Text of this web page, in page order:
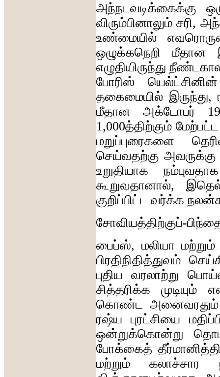
அந்நடவடிக்கைக்கு
விரும்பினாலும் சரி,
உண்மையில்
ஒழுக்கநெறி
மீதான
எழுதியிருந்து
போரிஸ்
யெல்ட்சினின்
தகைமையில் இருந்து,
மீதான
அக்டோபர்
1,000த்திற்கும் மேற்பட்ட
மறுப்புரைகளை
செய்வதற்கு அவருக்கு
உறுதியாக
நம்புவதாக
கூறுவதானால்,
குறிப்பிட்ட வர்க்க
சோவியத்திற்குப்-
பைப்ஸ், மலியா மற்றும்
பிரதிநிதித்துவம்
புதிய
வரலாற்று
சித்தரிக்க
முடியும்
கொண்ட அனைவரதும்
ரஷ்ய
புரட்சியை
ஒன்றுக்கொன்று
போக்கைத்
மற்றும்
கலாச்சார